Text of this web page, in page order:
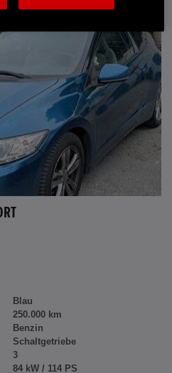
Blau
250.000 km
Benzin
Schaltgetriebe
3
84 kW / 114 PS